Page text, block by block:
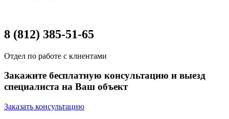
8 (812) 385-51-65
Отдел по работе с клиентами
Закажите бесплатную консультацию и выезд
специалиста на Ваш объект
Заказать консультацию